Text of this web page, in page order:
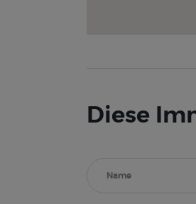
Diese